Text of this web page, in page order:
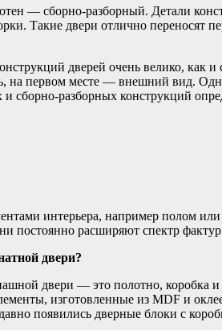
— сборно-разборный. Детали
Такие двери отлично переносят
дверей очень велико, как
на первом месте — внешний вид.
разборных конструкций
интерьера, например полом
постоянно расширяют спектр
двери?
двери — это полотно, коробка
изготовленные из MDF и
появились дверные блоки с